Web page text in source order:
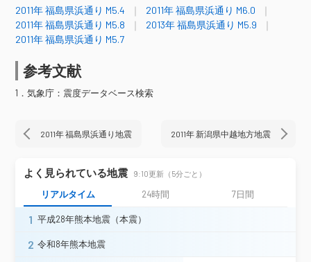
福島伊達市霊山町＊
いわき市錦町＊
福島広野町下北迫大谷地原＊
川内村上川内小山平＊
茨城県
日立市助川小学校＊
ひたちなか市東石川＊
常陸大宮市野口（旧）＊
城里町石塚（旧）＊
城里町阿波山（旧）＊
小美玉市堅倉（旧）＊
小美玉市上玉里（旧）＊
2011年 福島県浜通り M5.4
2011年 福島県浜通り M6.0
2011年 福島県浜通り M5.8
2013年 福島県浜通り M5.9
2011年 福島県浜通り M5.7
参考文献
1．気象庁：震度データベース検索
2011年 福島県浜通り地震 2011年 新潟県中越地方地震
よく見られている地震 9:10更新（5分ごと）
リアルタイム 24時間 7日間
1 平成28年熊本地震（本震）
2 令和8年熊本地震